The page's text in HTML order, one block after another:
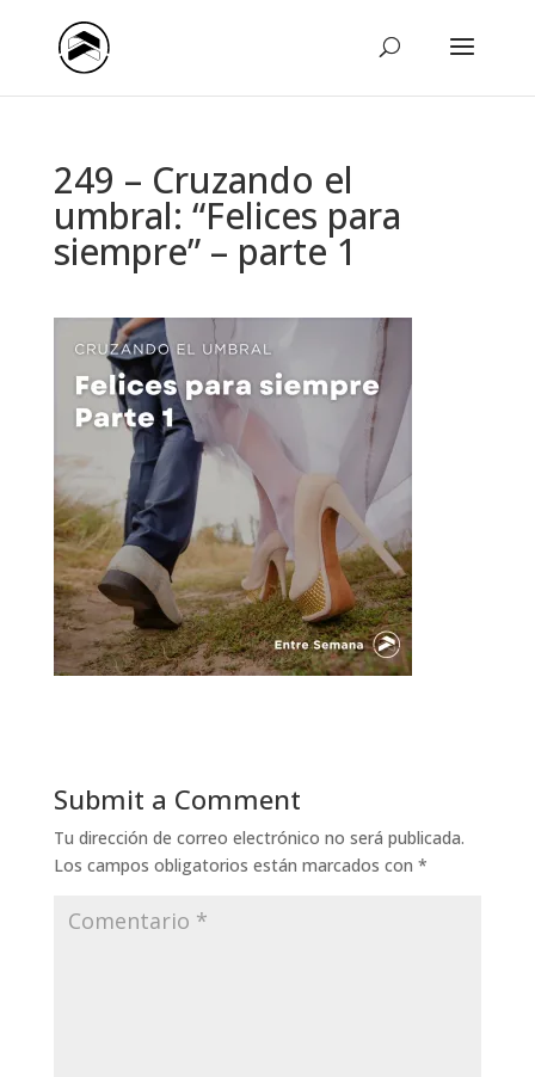
249 – Cruzando el
umbral: “Felices para
siempre” – parte 1
Submit a Comment
Tu dirección de correo electrónico no será publicada.
Los campos obligatorios están marcados con *